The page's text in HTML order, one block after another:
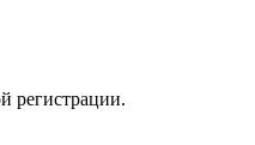
регистрации.